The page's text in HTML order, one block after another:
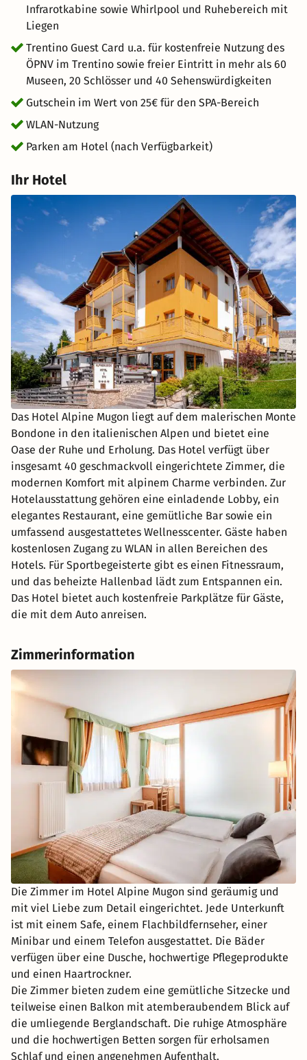
Infrarotkabine sowie Whirlpool und Ruhebereich mit
Liegen
Trentino Guest Card u.a. für kostenfreie Nutzung des
ÖPNV im Trentino sowie freier Eintritt in mehr als 60
Museen, 20 Schlösser und 40 Sehenswürdigkeiten
Gutschein im Wert von 25€ für den SPA-Bereich
WLAN-Nutzung
Parken am Hotel (nach Verfügbarkeit)
Ihr Hotel
Das Hotel Alpine Mugon liegt auf dem malerischen Monte
Bondone in den italienischen Alpen und bietet eine
Oase der Ruhe und Erholung. Das Hotel verfügt über
insgesamt 40 geschmackvoll eingerichtete Zimmer, die
modernen Komfort mit alpinem Charme verbinden. Zur
Hotelausstattung gehören eine einladende Lobby, ein
elegantes Restaurant, eine gemütliche Bar sowie ein
umfassend ausgestattetes Wellnesscenter. Gäste haben
kostenlosen Zugang zu WLAN in allen Bereichen des
Hotels. Für Sportbegeisterte gibt es einen Fitnessraum,
und das beheizte Hallenbad lädt zum Entspannen ein.
Das Hotel bietet auch kostenfreie Parkplätze für Gäste,
die mit dem Auto anreisen.
Zimmerinformation
Die Zimmer im Hotel Alpine Mugon sind geräumig und
mit viel Liebe zum Detail eingerichtet. Jede Unterkunft
ist mit einem Safe, einem Flachbildfernseher, einer
Minibar und einem Telefon ausgestattet. Die Bäder
verfügen über eine Dusche, hochwertige Pflegeprodukte
und einen Haartrockner.
Die Zimmer bieten zudem eine gemütliche Sitzecke und
teilweise einen Balkon mit atemberaubendem Blick auf
die umliegende Berglandschaft. Die ruhige Atmosphäre
und die hochwertigen Betten sorgen für erholsamen
Schlaf und einen angenehmen Aufenthalt.